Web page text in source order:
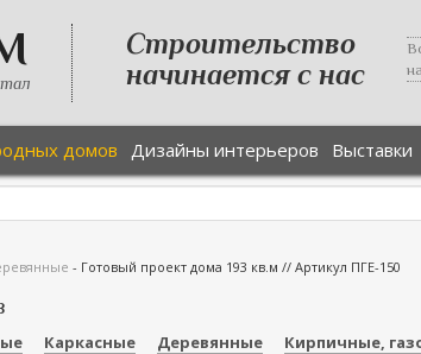
Строительство
начинается с нас
домов Дизайны интерьеров Выставки
- Готовый проект дома 193 кв.м // Артикул ПГЕ-150
Каркасные Деревянные Кирпичные,